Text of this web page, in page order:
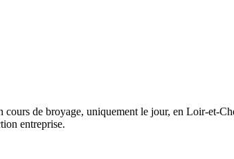
cours de broyage, uniquement le jour, en Loir-et-
entreprise.